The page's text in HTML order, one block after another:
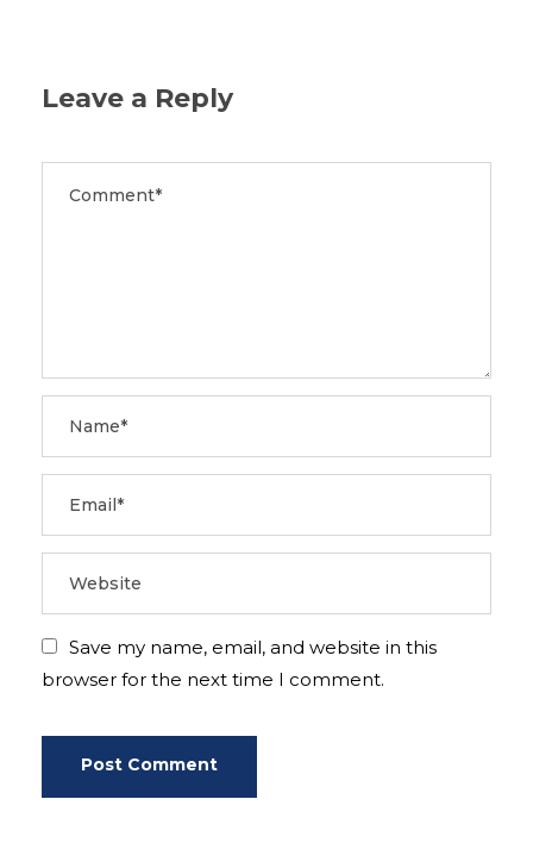
Leave a Reply
Save my name, email, and website in this
browser for the next time I comment.